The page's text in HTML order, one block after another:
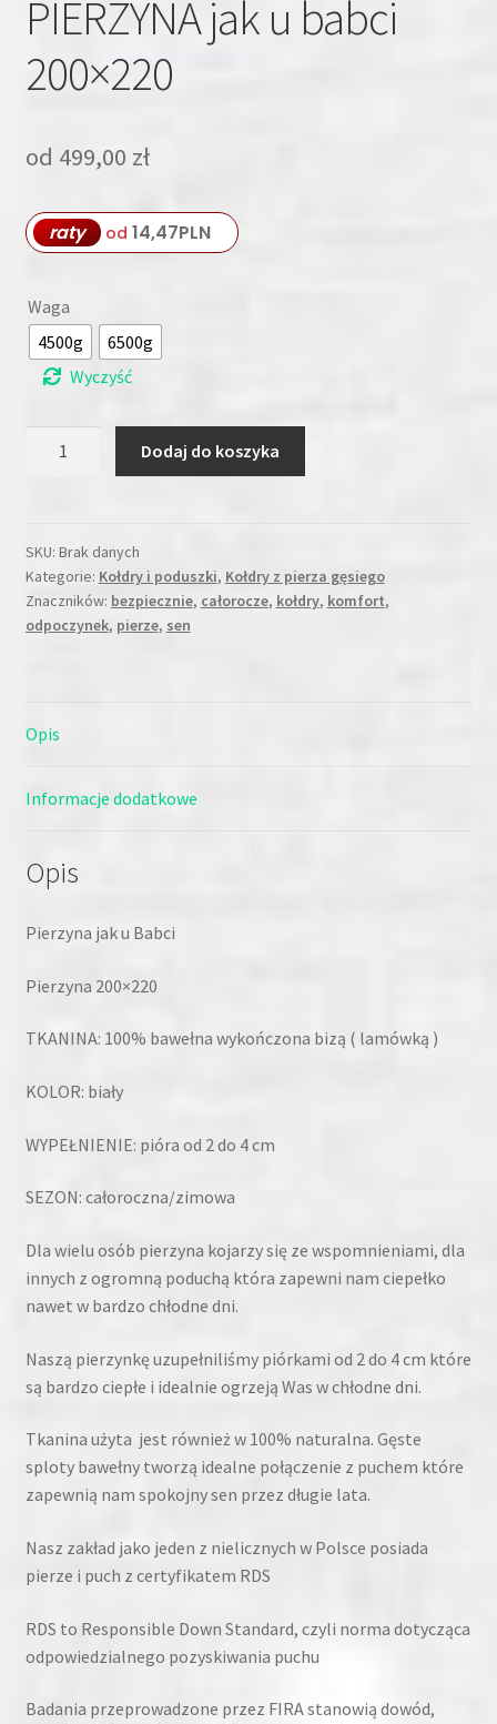
PIERZYNA jak u babci
200×220
od 499,00 zł
raty od 14,47PLN
Waga
4500g
6500g
Wyczyść
babci
200x220
Dodaj do koszyka
SKU: Brak danych
Kategorie: Kołdry i poduszki, Kołdry z pierza gęsiego
Znaczników: bezpiecznie, całorocze, kołdry, komfort,
odpoczynek, pierze, sen
Opis
Informacje dodatkowe
Opis
Pierzyna jak u Babci
Pierzyna 200×220
TKANINA: 100% bawełna wykończona bizą ( lamówką )
KOLOR: biały
WYPEŁNIENIE: pióra od 2 do 4 cm
SEZON: całoroczna/zimowa
Dla wielu osób pierzyna kojarzy się ze wspomnieniami, dla
innych z ogromną poduchą która zapewni nam ciepełko
nawet w bardzo chłodne dni.
Naszą pierzynkę uzupełniliśmy piórkami od 2 do 4 cm które
są bardzo ciepłe i idealnie ogrzeją Was w chłodne dni.
Tkanina użyta jest również w 100% naturalna. Gęste
sploty bawełny tworzą idealne połączenie z puchem które
zapewnią nam spokojny sen przez długie lata.
Nasz zakład jako jeden z nielicznych w Polsce posiada
pierze i puch z certyfikatem RDS
RDS to Responsible Down Standard, czyli norma dotycząca
odpowiedzialnego pozyskiwania puchu
Badania przeprowadzone przez FIRA stanowią dowód,